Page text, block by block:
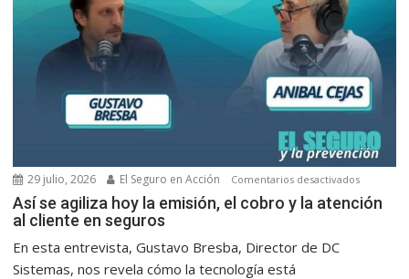
29 julio, 2026 El Seguro en Acción Comentarios desactivadosen
Así
Así se agiliza hoy la emisión, el cobro y la atención
al cliente en seguros
En esta entrevista, Gustavo Bresba, Director de DC
Sistemas, nos revela cómo la tecnología está